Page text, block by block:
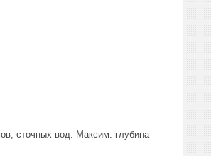
сточных вод. Максим. глубина